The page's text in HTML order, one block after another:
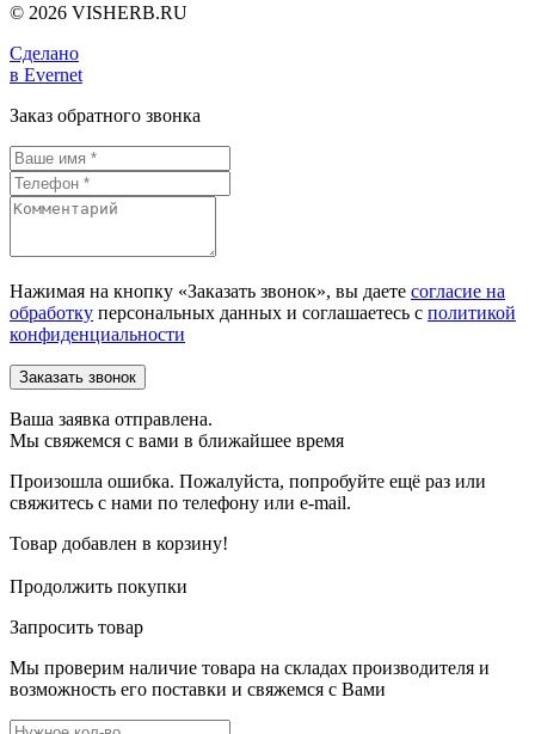
© 2026 VISHERB.RU
Сделано
в Evernet
Заказ обратного звонка
Нажимая на кнопку «Заказать звонок», вы даете согласие на
обработку персональных данных и соглашаетесь c политикой
конфиденциальности
Ваша заявка отправлена.
Мы свяжемся с вами в ближайшее время
Произошла ошибка. Пожалуйста, попробуйте ещё раз или
свяжитесь с нами по телефону или e-mail.
Товар добавлен в корзину!
Продолжить покупки
Запросить товар
Мы проверим наличие товара на складах производителя и
возможность его поставки и свяжемся с Вами